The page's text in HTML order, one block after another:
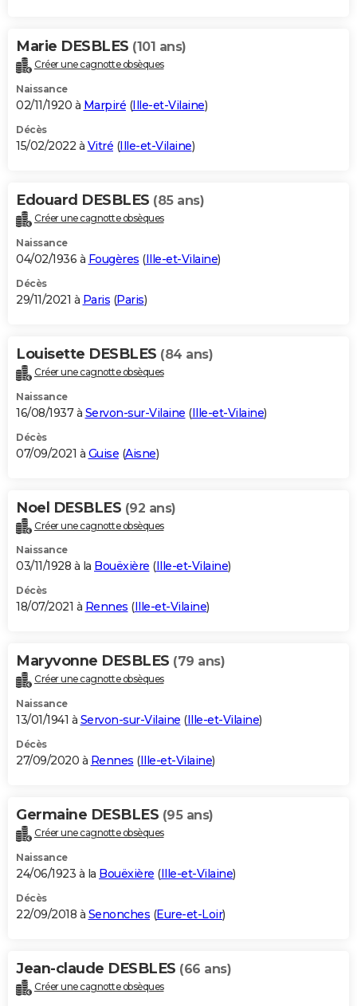
Marie DESBLES (101 ans)
Créer une cagnotte obsèques
Naissance
02/11/1920 à Marpiré (Ille-et-Vilaine)
Décès
15/02/2022 à Vitré (Ille-et-Vilaine)
Edouard DESBLES (85 ans)
Créer une cagnotte obsèques
Naissance
04/02/1936 à Fougères (Ille-et-Vilaine)
Décès
29/11/2021 à Paris (Paris)
Louisette DESBLES (84 ans)
Créer une cagnotte obsèques
Naissance
16/08/1937 à Servon-sur-Vilaine (Ille-et-Vilaine)
Décès
07/09/2021 à Guise (Aisne)
Noel DESBLES (92 ans)
Créer une cagnotte obsèques
Naissance
03/11/1928 à la Bouëxière (Ille-et-Vilaine)
Décès
18/07/2021 à Rennes (Ille-et-Vilaine)
Maryvonne DESBLES (79 ans)
Créer une cagnotte obsèques
Naissance
13/01/1941 à Servon-sur-Vilaine (Ille-et-Vilaine)
Décès
27/09/2020 à Rennes (Ille-et-Vilaine)
Germaine DESBLES (95 ans)
Créer une cagnotte obsèques
Naissance
24/06/1923 à la Bouëxière (Ille-et-Vilaine)
Décès
22/09/2018 à Senonches (Eure-et-Loir)
Jean-claude DESBLES (66 ans)
Créer une cagnotte obsèques